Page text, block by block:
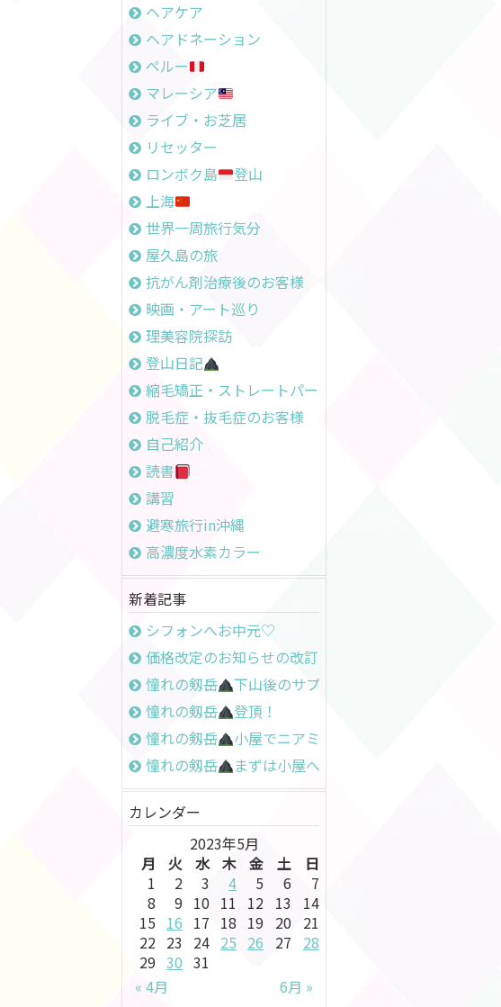
ヘアケア
ヘアドネーション
ペルー
マレーシア
ライブ・お芝居
リセッター
ロンボク島
登山
上海
世界一周旅行気分
屋久島の旅
抗がん剤治療後のお客様
映画・アート巡り
理美容院探訪
登山日記
縮毛矯正・ストレートパーマ
脱毛症・抜毛症のお客様
自己紹介
読書
講習
避寒旅行in沖縄
高濃度水素カラー
新着記事
シフォンへお中元♡
価格改定のお知らせの改訂
憧れの剱岳
下山後のサプライズ
憧れの剱岳
登頂！
憧れの剱岳
小屋でニアミス
憧れの剱岳
まずは小屋へ
カレンダー
2023年5月
月
火 水 木 金 土 日
« 4月 6月 »
1 2 3 4 5 6
7
8
9 10 11 12 13
14
15 16 17 18 19 20
21
22 23 24 25 26 27
28
29 30 31